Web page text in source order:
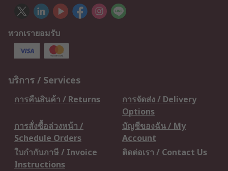
พวกเรายอมรับ
บริการ / Services
การคืนสินค้า / Returns
การจัดส่ง / Delivery
Options
การสั่งซื้อล่วงหน้า /
Schedule Orders
บัญชีของฉัน / My
Account
ใบกำกับภาษี / Invoice
Instructions
ติดต่อเรา / Contact Us